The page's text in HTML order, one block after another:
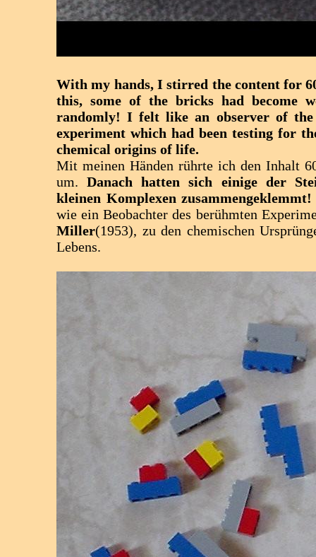
With my hands, I stirred the content for
this, some of the bricks had become
randomly! I felt like an observer of
experiment which had been testing for
chemical origins of life.
Mit meinen Händen rührte ich den Inhalt
um.Danach hatten sich einige der
kleinen Komplexen zusammengeklemmt!
wie ein Beobachter des berühmten
Miller(1953), zu den chemischen
Lebens.